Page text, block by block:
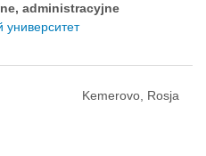
administracyjne
университет
Kemerovo, Rosja